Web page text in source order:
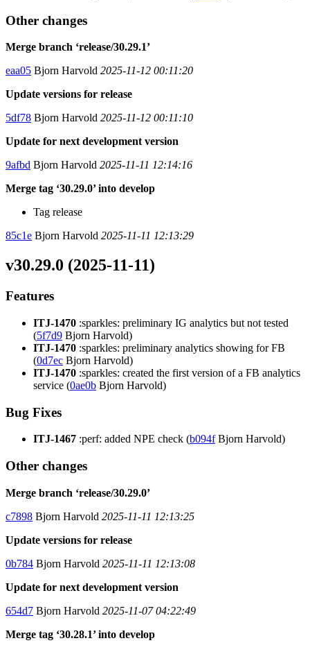
Other changes
Merge branch ‘release/30.29.1’
eaa05 Bjorn Harvold 2025-11-12 00:11:20
Update versions for release
5df78 Bjorn Harvold 2025-11-12 00:11:10
Update for next development version
9afbd Bjorn Harvold 2025-11-11 12:14:16
Merge tag ‘30.29.0’ into develop
Tag release
85c1e Bjorn Harvold 2025-11-11 12:13:29
v30.29.0 (2025-11-11)
Features
ITJ-1470 :sparkles: preliminary IG analytics but not tested
(5f7d9 Bjorn Harvold)
ITJ-1470 :sparkles: preliminary analytics showing for FB
(0d7ec Bjorn Harvold)
ITJ-1470 :sparkles: created the first version of a FB analytics
service (0ae0b Bjorn Harvold)
Bug Fixes
ITJ-1467 :perf: added NPE check (b094fBjorn Harvold)
Other changes
Merge branch ‘release/30.29.0’
c7898 Bjorn Harvold 2025-11-11 12:13:25
Update versions for release
0b784 Bjorn Harvold 2025-11-11 12:13:08
Update for next development version
654d7 Bjorn Harvold 2025-11-07 04:22:49
Merge tag ‘30.28.1’ into develop